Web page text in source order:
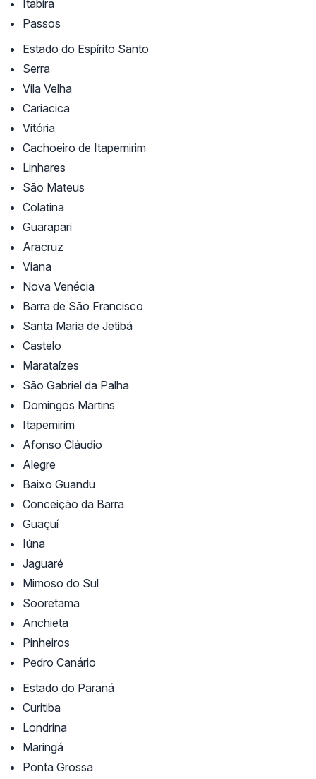
Itabira
Passos
Estado do Espírito Santo
Serra
Vila Velha
Cariacica
Vitória
Cachoeiro de Itapemirim
Linhares
São Mateus
Colatina
Guarapari
Aracruz
Viana
Nova Venécia
Barra de São Francisco
Santa Maria de Jetibá
Castelo
Marataízes
São Gabriel da Palha
Domingos Martins
Itapemirim
Afonso Cláudio
Alegre
Baixo Guandu
Conceição da Barra
Guaçuí
Iúna
Jaguaré
Mimoso do Sul
Sooretama
Anchieta
Pinheiros
Pedro Canário
Estado do Paraná
Curitiba
Londrina
Maringá
Ponta Grossa